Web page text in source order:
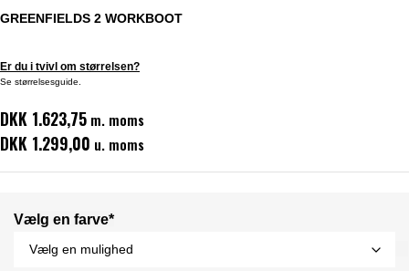
GREENFIELDS 2 WORKBOOT
Er du i tvivl om størrelsen?
Se størrelsesguide.
DKK 1.623,75 m. moms
DKK 1.299,00 u. moms
Vælg en farve*